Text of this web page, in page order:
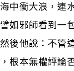
中衝大浪，連
如邪師看到一
後他說：不管
根本無權評論